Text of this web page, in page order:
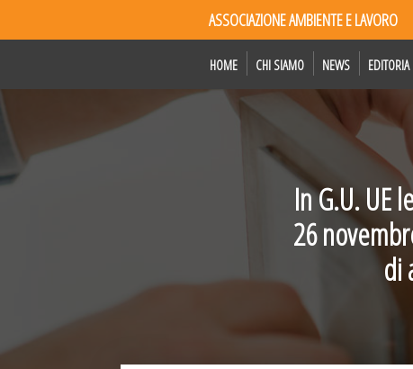
ASSOCIAZIONE AMBIENTE E LAVORO
HOME CHI SIAMO NEWS EDITORIA
In G.U. UE
26
di